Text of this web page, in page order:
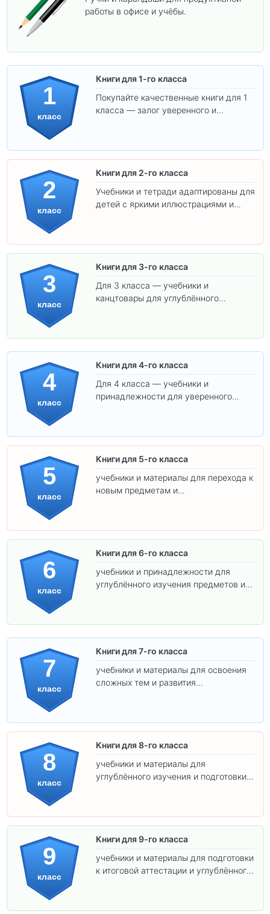
работы в офисе и учёбы.
1
класс
Книги для 1-го класса
Покупайте качественные книги для 1
класса — залог уверенного и
2
класс
Книги для 2-го класса
Учебники и тетради адаптированы для
детей с яркими иллюстрациями и
3
класс
Книги для 3-го класса
Для 3 класса — учебники и
канцтовары для углублённого
4
класс
Книги для 4-го класса
Для 4 класса — учебники и
принадлежности для уверенного
5
класс
Книги для 5-го класса
учебники и материалы для перехода к
новым предметам и
6
класс
Книги для 6-го класса
учебники и принадлежности для
углублённого изучения предметов и
7
класс
Книги для 7-го класса
учебники и материалы для освоения
сложных тем и развития
8
класс
Книги для 8-го класса
учебники и материалы для
углублённого изучения и подготовки к
9
класс
Книги для 9-го класса
учебники и материалы для подготовки
к итоговой аттестации и углублённого